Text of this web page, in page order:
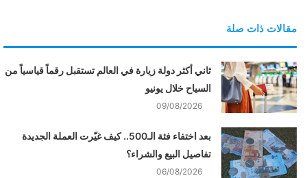
مقالات ذات صلة
ثاني أكثر دولة زيارة في العالم تستقبل رقماً قياسياً من
السياح خلال يونيو
09/08/2026
بعد اختفاء فئة الـ500.. كيف غيّرت العملة الجديدة
تفاصيل البيع والشراء؟
06/08/2026